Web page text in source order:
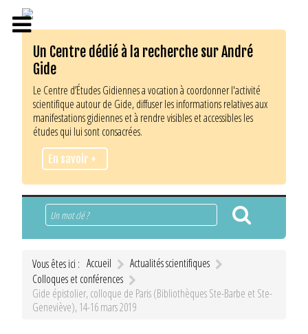
Un Centre dédié à la recherche sur André
Gide
Le Centre d’Études Gidiennes a vocation à coordonner l'activité
scientifique autour de Gide, diffuser les informations relatives aux
manifestations gidiennes et à rendre visibles et accessibles les
études qui lui sont consacrées.
En savoir +
Rechercher
Vous êtes ici : Accueil
Actualités scientifiques
Colloques et conférences
Gide épistolier, colloque de Paris (Bibliothèques Ste-Barbe et Ste-
Geneviève), 14-16 mars 2019